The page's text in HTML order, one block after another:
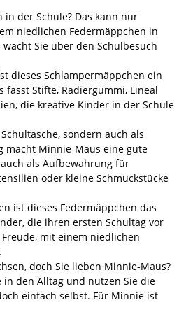
in der Schule? Das kann nur
niedlichen Federmäppchen in
Sie über den Schulbesuch
dieses Schlampermäppchen ein
fasst Stifte, Radiergummi, Lineal
die kreative Kinder in der Schule
sondern auch als
macht Minnie-Maus eine gute
als Aufbewahrung für
oder kleine Schmuckstücke
ist dieses Federmäppchen das
die ihren ersten Schultag vor
mit einem niedlichen
doch Sie lieben Minnie-Maus?
in den Alltag und nutzen Sie die
einfach selbst. Für Minnie ist